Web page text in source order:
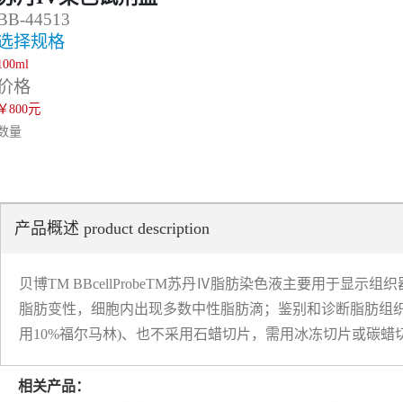
44513
择规格
格
800元
量
产品概述 product description
贝博TM BBcellProbeTM苏丹Ⅳ脂肪染色液主要用于显示组
脂肪变性，细胞内出现多数中性脂肪滴；鉴别和诊断脂肪
用10%福尔马林)、也不采用石蜡切片，需用冰冻切片或碳蜡
相关产品：